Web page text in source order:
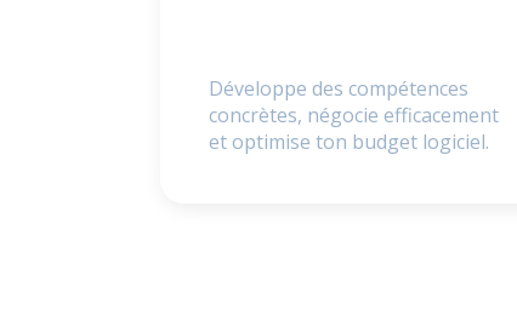
Développe des compétences
concrètes, négocie efficacement
et optimise ton budget logiciel.